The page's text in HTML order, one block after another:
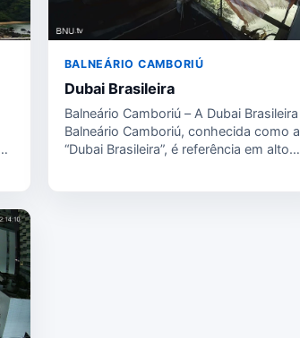
BALNEÁRIO CAMBORIÚ
Dubai Brasileira
Balneário Camboriú – A Dubai Brasileira
Balneário Camboriú, conhecida como a
“Dubai Brasileira”, é referência em alto